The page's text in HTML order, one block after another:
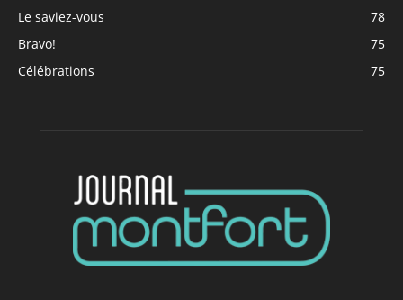
Le saviez-vous
78
Bravo!
75
Célébrations
75